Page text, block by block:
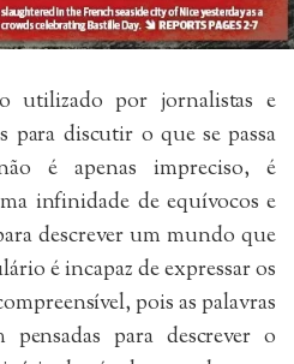
utilizado por jornalistas e
para discutir o que se passa
é apenas impreciso, é
infinidade de equívocos e
descrever um mundo que
é incapaz de expressar os
pois as palavras
para descrever o